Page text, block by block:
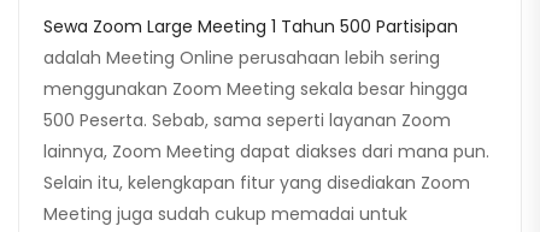
Sewa Zoom Large Meeting 1 Tahun 500 Partisipan
adalah Meeting Online perusahaan lebih sering
menggunakan Zoom Meeting sekala besar hingga
500 Peserta. Sebab, sama seperti layanan Zoom
lainnya, Zoom Meeting dapat diakses dari mana pun.
Selain itu, kelengkapan fitur yang disediakan Zoom
Meeting juga sudah cukup memadai untuk